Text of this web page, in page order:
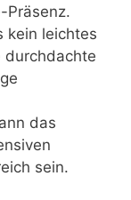
Präsenz.
kein leichtes
durchdachte
das
sein.